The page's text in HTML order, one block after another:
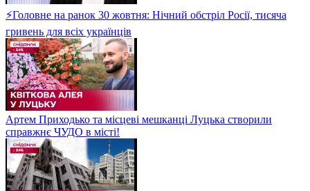
⚡Головне на ранок 30 жовтня: Нічний обстріл Росії, тисяча
гривень для всіх українців
Артем Приходько та місцеві мешканці Луцька створили
справжнє ЧУДО в місті!